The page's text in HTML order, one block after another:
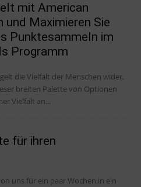
mit American
und Maximieren Sie
Punktesammeln im
Programm
die Vielfalt der Menschen wider,
breiten Palette von Optionen
Vielfalt an...
für ihren
uns für ein paar Wochen in ein